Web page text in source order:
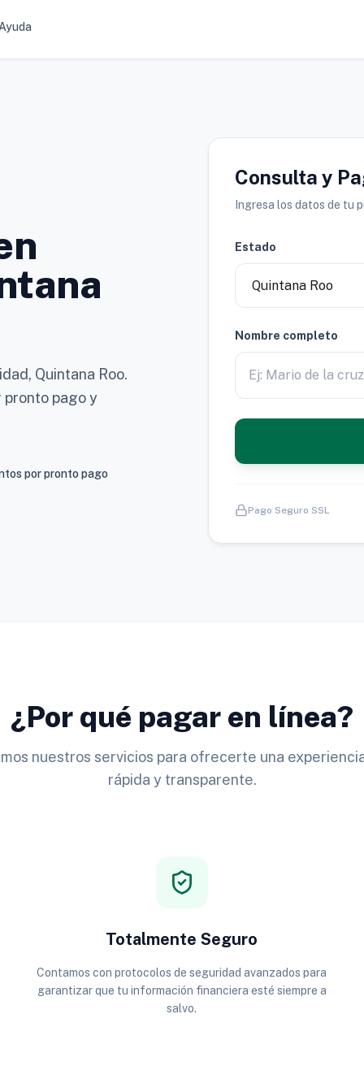
Quintana Roo.
pronto pago y
por pronto pago
Consulta y
Ingresa los datos de tu
Estado
Nombre completo
Pago Seguro SSL
¿Por qué pagar en línea?
nuestros servicios para ofrecerte una
rápida y transparente.
Totalmente Seguro
Contamos con protocolos de seguridad avanzados para
garantizar que tu información financiera esté siempre a
salvo.